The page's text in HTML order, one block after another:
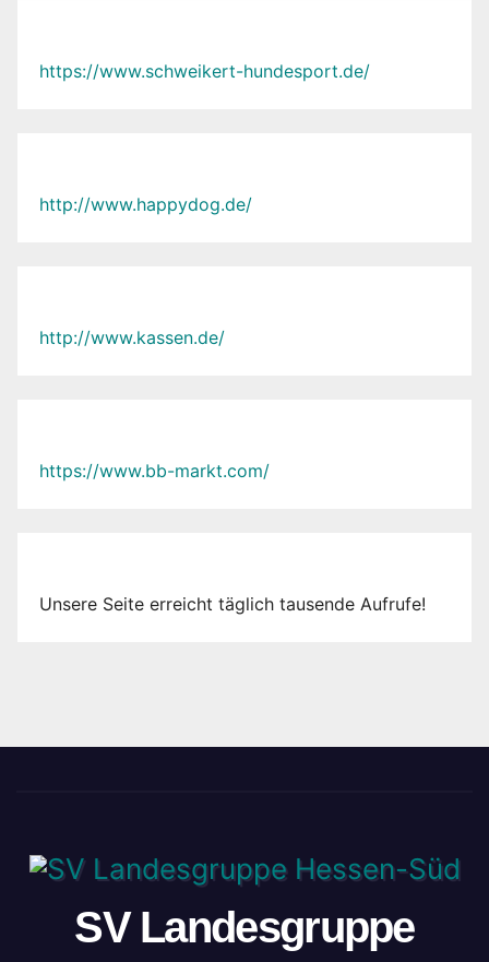
https://www.schweikert-hundesport.de/
http://www.happydog.de/
http://www.kassen.de/
https://www.bb-markt.com/
Unsere Seite erreicht täglich tausende Aufrufe!
SV Landesgruppe